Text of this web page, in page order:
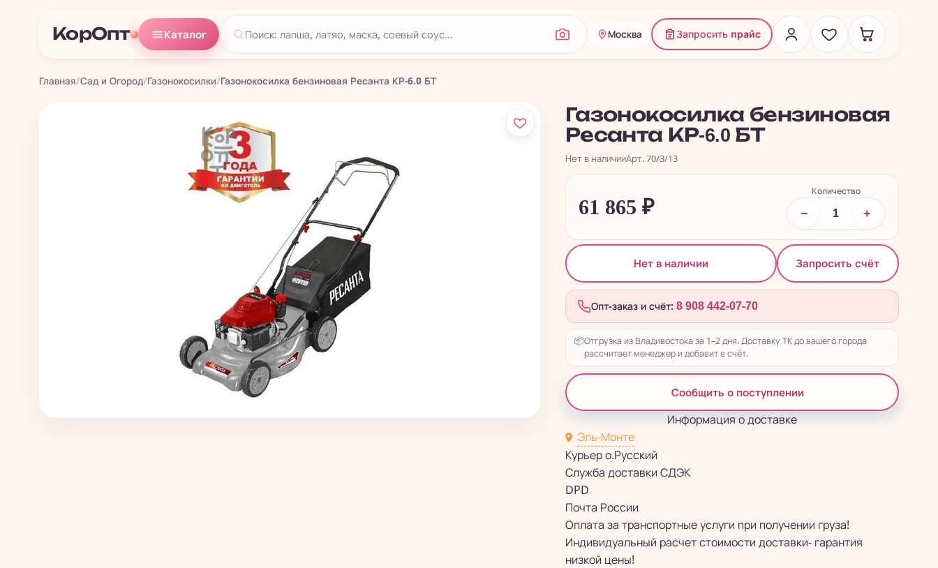
КорОпт Каталог Москва Запросить прайс
Главная/Сад и Огород/Газонокосилки/Газонокосилка бензиновая Ресанта КР-6.0 БТ
Газонокосилка бензиновая
Ресанта КР-6.0 БТ
Нет в наличииАрт. 70/3/13
61 865 ₽
Количество
− +
Нет в наличии Запросить счёт
Опт-заказ и счёт: 8 908 442-07-70
📦Отгрузка из Владивостока за 1–2 дня. Доставку ТК до вашего города
рассчитает менеджер и добавит в счёт.
Сообщить о поступлении
Информация о доставке
Эль-Монте
Курьер о.Русский
Служба доставки СДЭК
DPD
Почта России
Оплата за транспортные услуги при получении груза!
Индивидуальный расчет стоимости доставки- гарантия
низкой цены!